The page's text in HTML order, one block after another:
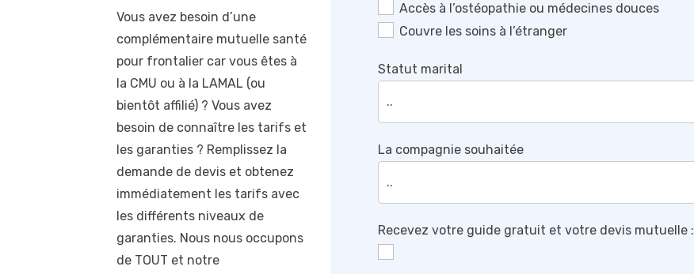
Vous avez besoin d’une
complémentaire mutuelle santé
pour frontalier car vous êtes à
la CMU ou à la LAMAL (ou
bientôt affilié) ? Vous avez
besoin de connaître les tarifs et
les garanties ? Remplissez la
demande de devis et obtenez
immédiatement les tarifs avec
les différents niveaux de
garanties. Nous nous occupons
de TOUT et notre
Accès à l’ostéopathie ou médecines douces
Couvre les soins à l’étranger
Statut marital
La compagnie souhaitée
Recevez votre guide gratuit et votre devis mutuelle :